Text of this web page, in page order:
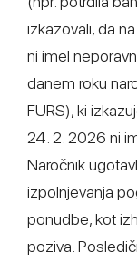
izkazovali, da
ni imel
danem roku
FURS), ki
24. 2. 2026 ni
Naročnik
izpolnjevanja
ponudbe, kot
poziva.